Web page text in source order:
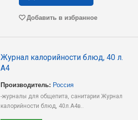
Добавить в избранное
Журнал калорийности блюд, 40 л.
А4
Производитель: Россия
-журналы для общепита, санитарии Журнал
калорийности блюд, 40л.А4в..